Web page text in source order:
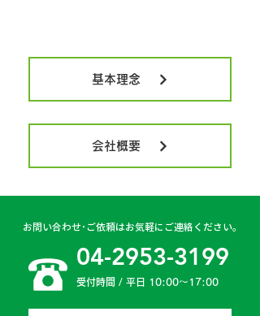
基本理念
会社概要
お問い合わせ･ご依頼はお気軽にご連絡ください。
04-2953-3199
受付時間 / 平日 10:00〜17:00